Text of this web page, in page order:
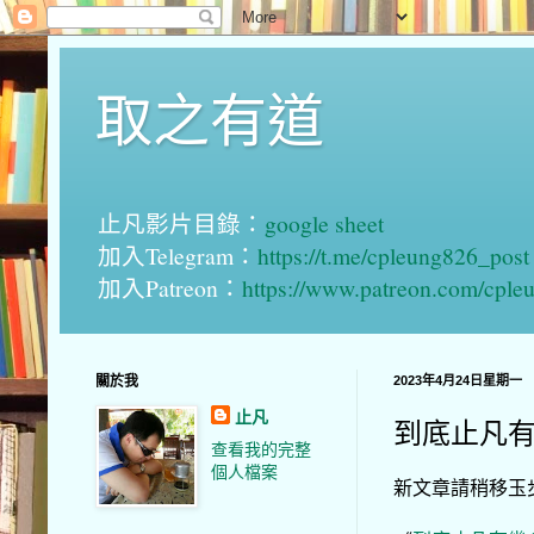
取之有道
止凡影片目錄： google sheet
加入Telegram： https://t.me/cpleung826_post
加入Patreon： https://www.patreon.com/
2023年4月24日星期一
到底止凡
新文章請稍移玉
關於我
止凡
查看我的完整
個人檔案